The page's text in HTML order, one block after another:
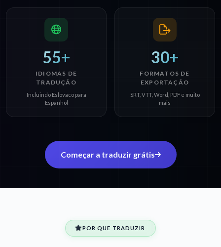
55+
IDIOMAS DE
TRADUÇÃO
Incluindo Eslovaco para
Espanhol
30+
FORMATOS DE
EXPORTAÇÃO
SRT, VTT, Word, PDF e muito
mais
Começar a traduzir grátis
POR QUE TRADUZIR